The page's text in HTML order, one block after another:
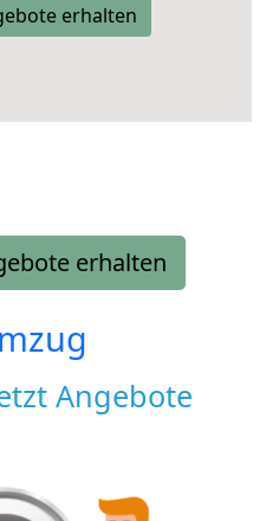
erhalten
erhalten
Angebote